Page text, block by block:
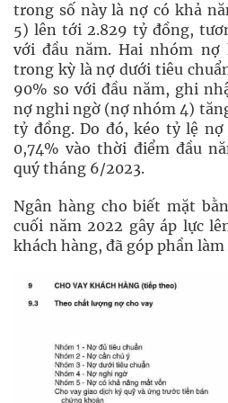
trong số này là nợ có khả
5) lên tới 2.829 tỷ đồng,
với đầu năm. Hai nhóm nợ
trong kỳ là nợ dưới tiêu
90% so với đầu năm, ghi
nợ nghi ngờ (nợ nhóm 4)
tỷ đồng. Do đó, kéo tỷ lệ nợ
0,74% vào thời điểm đầu
quý tháng 6/2023.
Ngân hàng cho biết mặt
cuối năm 2022 gây áp lực
khách hàng, đã góp phần